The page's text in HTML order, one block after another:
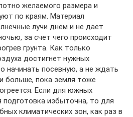
желаемого размера и
по краям. Материал
лучи днем и не дает
за счет чего происходит
грунта. Как только
достигнет нужных
начинать посевную, а не ждать
больше, пока земля тоже
Если для южных
подготовка избыточна, то для
климатических зон, как раз в